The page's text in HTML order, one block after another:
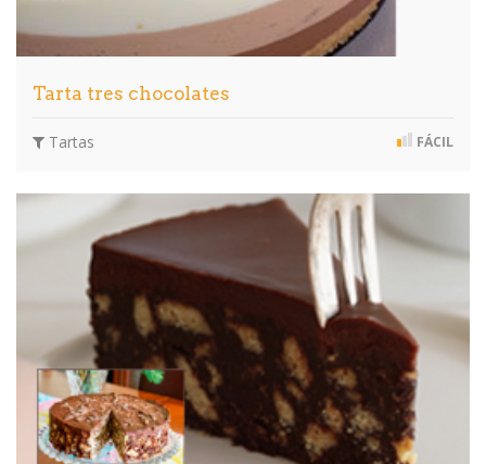
Tarta tres chocolates
Tartas FÁCIL